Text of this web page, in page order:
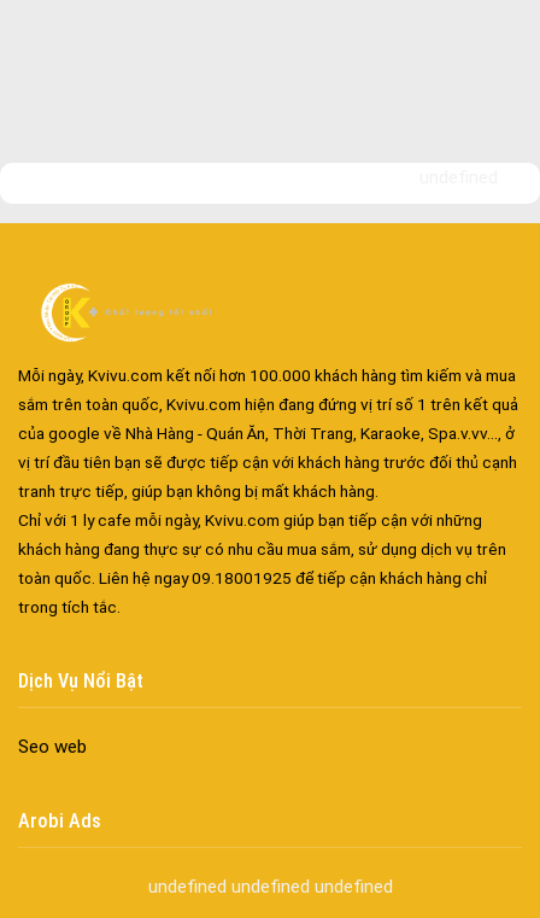
Mỗi ngày, Kvivu.com kết nối hơn 100.000 khách hàng tìm kiếm và mua
sắm trên toàn quốc, Kvivu.com hiện đang đứng vị trí số 1 trên kết quả
của google về Nhà Hàng - Quán Ăn, Thời Trang, Karaoke, Spa.v.vv..., ở
vị trí đầu tiên bạn sẽ được tiếp cận với khách hàng trước đối thủ cạnh
tranh trực tiếp, giúp bạn không bị mất khách hàng.
Chỉ với 1 ly cafe mỗi ngày, Kvivu.com giúp bạn tiếp cận với những
khách hàng đang thực sự có nhu cầu mua sắm, sử dụng dịch vụ trên
toàn quốc. Liên hệ ngay 09.18001925 để tiếp cận khách hàng chỉ
trong tích tắc.
Dịch Vụ Nổi Bật
Seo web
Arobi Ads
undefined undefined undefined
Đa dạng màu sắc cửa nhôm – Tối ưu màu sắc Kiến Trúc
Cửa nhôm chống gió mưa – Hiên ngang giữa thời tiết khắc
Cửa nhôm cách âm – Sự yên bình trong nhịp sống hiện đại
Cửa nhôm thông gió – Đưa sinh khí vào ngôi nhà của bạn
Cửa sổ trượt đứng – Điểm nhấn sáng tạo trong kiến trúc
trúc hiện đại